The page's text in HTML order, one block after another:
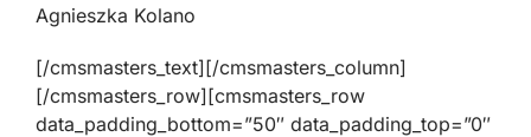
Agnieszka Kolano
[/cmsmasters_text][/cmsmasters_column]
[/cmsmasters_row][cmsmasters_row
data_padding_bottom=”50″ data_padding_top=”0″